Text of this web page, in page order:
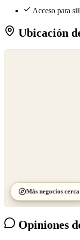
Acceso para
Ubicación
Más negocios cerca
Opiniones